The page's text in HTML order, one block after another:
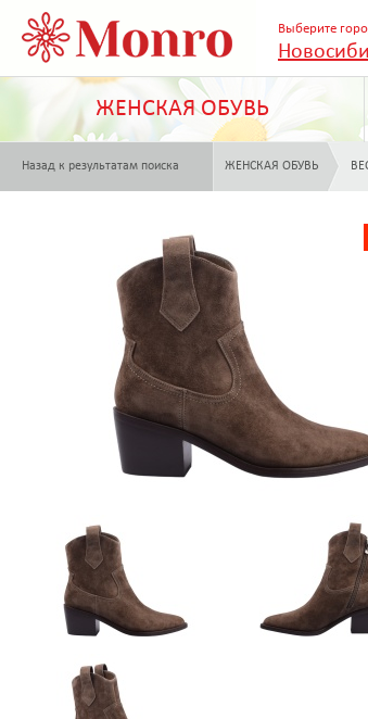
Выберите
ЖЕНСКАЯ ОБУВЬ
Назад к результатам поиска ЖЕНСКАЯ ОБУВЬ